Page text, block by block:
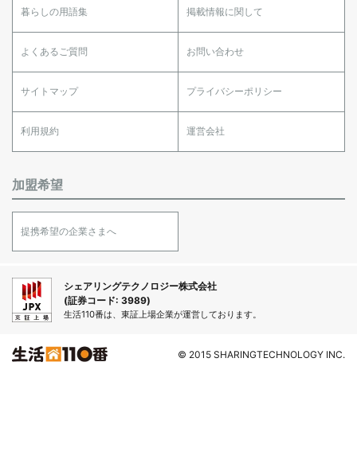
暮らしの用語集 掲載情報に関して
よくあるご質問 お問い合わせ
サイトマップ プライバシーポリシー
利用規約 運営会社
加盟希望
提携希望の企業さまへ
シェアリングテクノロジー株式会社
(証券コード: 3989)
生活110番は、東証上場企業が運営しております。
© 2015 SHARINGTECHNOLOGY INC.